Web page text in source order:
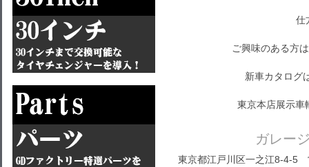
仕
ご興味のある方
新車カタログ
東京本店展示
ガレー
東京都江戸川区一之江8-4-5